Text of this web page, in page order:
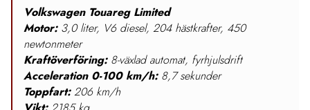
Volkswagen Touareg Limited
Motor:3,0 liter, V6 diesel, 204 hästkrafter, 450
newtonmeter
Kraftöverföring:8-växlad automat, fyrhjulsdrift
Acceleration 0-100 km/h:8,7 sekunder
Toppfart:206 km/h